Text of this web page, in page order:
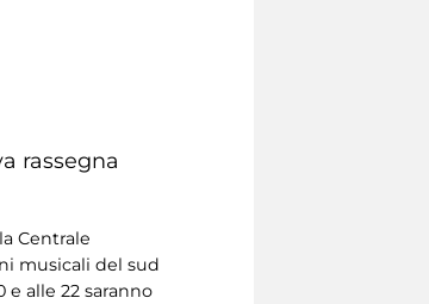
rassegna
Centrale
musicali del sud
alle 22 saranno